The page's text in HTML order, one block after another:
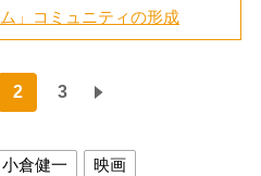
」コミュニティの形成
2 3
小倉健一 映画